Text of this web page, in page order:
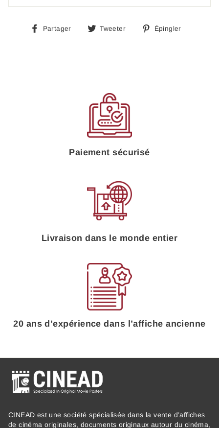
Partager
PartagerTweeter
TweeterÉpingler
Paiement sécurisé
Livraison dans le monde entier
20 ans d’expérience dans l’affiche ancienne
CINEAD est une société spécialisée dans la vente d’affiches
de cinéma originales, documents originaux autour du cinéma,